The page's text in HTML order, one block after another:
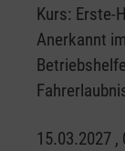
Kurs: Erste-
Anerkannt
15.03.2027 ,